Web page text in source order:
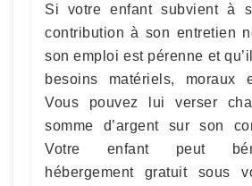
Si votre enfant subvient à
contribution à son entretien
son emploi est pérenne et
besoins matériels, moraux
Vous pouvez lui verser
somme d’argent sur son
Votre enfant peut
hébergement gratuit sous